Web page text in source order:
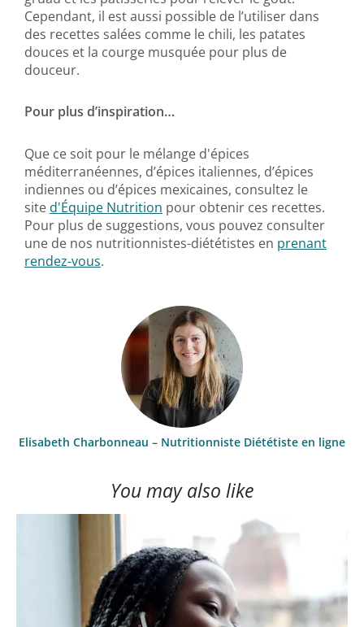
Cependant, il est aussi possible de l’utiliser dans
des recettes salées comme le chili, les patates
douces et la courge musquée pour plus de
douceur.
Pour plus d’inspiration…
Que ce soit pour le mélange d'épices
méditerranéennes, d’épices italiennes, d’épices
indiennes ou d’épices mexicaines, consultez le
site d'Équipe Nutrition pour obtenir ces recettes.
Pour plus de suggestions, vous pouvez consulter
une de nos nutritionnistes-diététistes en prenant
rendez-vous.
Elisabeth Charbonneau – Nutritionniste Diététiste en ligne
You may also like